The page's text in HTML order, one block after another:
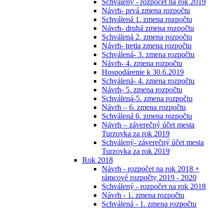
Schválený - rozpočet na rok 2019
Návrh- prvá zmena rozpočtu
Schválená 1. zmena rozpočtu
Návrh- druhá zmena rozpočtu
Schválená 2. zmena rozpočtu
Návrh- tretia zmena rozpočtu
Schválená- 3. zmena rozpočtu
Návrh- 4. zmena rozpočtu
Hospodárenie k 30.6.2019
Schválená- 4. zmena rozpočtu
Návrh- 5. zmena rozpočtu
Schválená-5. zmena rozpočtu
Návrh – 6. zmena rozpočtu
Schválená 6. zmena rozpočtu
Návrh – záverečný účet mesta
Turzovka za rok 2019
Schválený- záverečný účet mesta
Turzovka za rok 2019
Rok 2018
Návrh - rozpočet na rok 2018 +
rámcové rozpočty 2019 - 2020
Schválený - rozpočet na rok 2018
Návrh - 1. zmena rozpočtu
Schválená - 1. zmena rozpočtu